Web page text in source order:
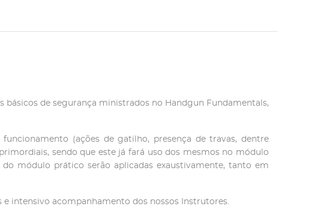
de segurança ministrados no Handgun Fundamentals,
(ações de gatilho, presença de travas, dentre
sendo que este já fará uso dos mesmos no módulo
módulo prático serão aplicadas exaustivamente, tanto em
intensivo acompanhamento dos nossos Instrutores.